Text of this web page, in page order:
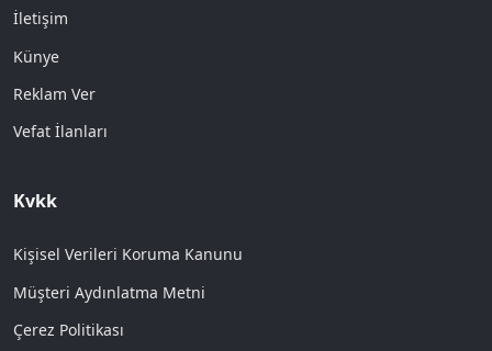
İletişim
Künye
Reklam Ver
Vefat İlanları
Kvkk
Kişisel Verileri Koruma Kanunu
Müşteri Aydınlatma Metni
Çerez Politikası